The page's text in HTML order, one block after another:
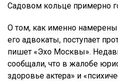
Садовом кольце примерно
О том, как именно намерены
его адвокаты, поступает
пишет «Эхо Москвы».
сообщали, что в жалобе
здоровье актера» и